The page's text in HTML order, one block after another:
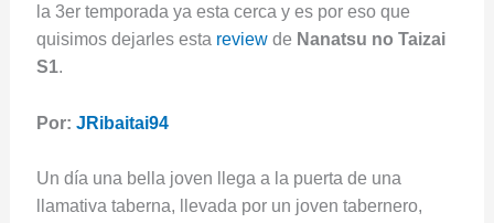
la 3er temporada ya esta cerca y es por eso que
quisimos dejarles esta reviewde Nanatsu no Taizai
S1.
Por: JRibaitai94
Un día una bella joven llega a la puerta de una
llamativa taberna, llevada por un joven tabernero,